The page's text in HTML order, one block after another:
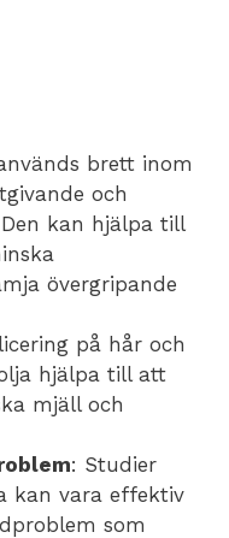
brett inom
och
kan hjälpa till
övergripande
på hår och
hjälpa till att
mjäll och
: Studier
kan vara effektiv
som